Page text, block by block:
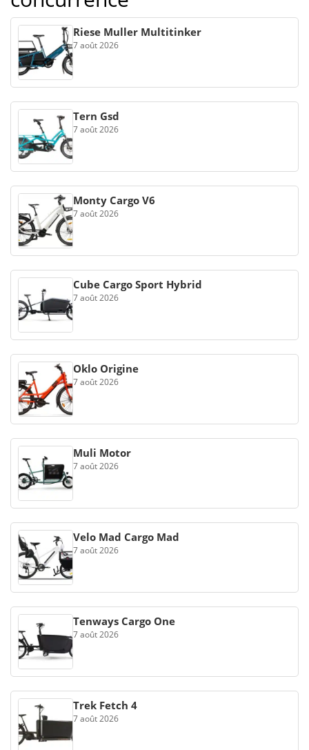
Riese Muller Multitinker
7 août 2026
Tern Gsd
7 août 2026
Monty Cargo V6
7 août 2026
Cube Cargo Sport Hybrid
7 août 2026
Oklo Origine
7 août 2026
Muli Motor
7 août 2026
Velo Mad Cargo Mad
7 août 2026
Tenways Cargo One
7 août 2026
Trek Fetch 4
7 août 2026